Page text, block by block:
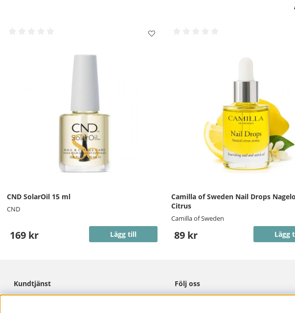
CND SolarOil 15 ml
CND
169 kr Lägg till
Camilla of Sweden Nail Drops
Citrus
Camilla of Sweden
89 kr Lägg
Kundtjänst Följ oss